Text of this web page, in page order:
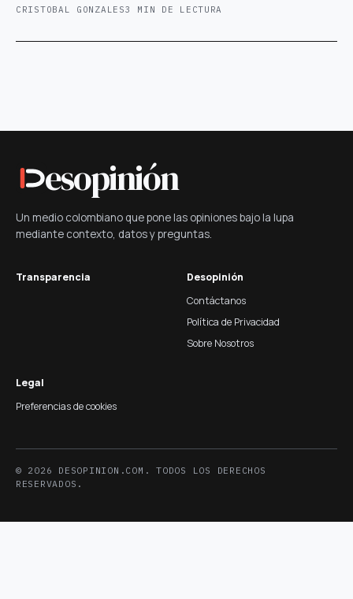
CRISTOBAL GONZALES3 MIN DE LECTURA
esopinión
Un medio colombiano que pone las opiniones bajo la lupa
mediante contexto, datos y preguntas.
Transparencia
Desopinión
Contáctanos
Política de Privacidad
Sobre Nosotros
Legal
Preferencias de cookies
© 2026 DESOPINION.COM. TODOS LOS DERECHOS
RESERVADOS.